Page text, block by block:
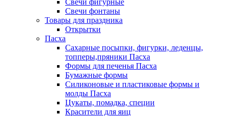
Свечи фигурные
Свечи фонтаны
Товары для праздника
Открытки
Пасха
Сахарные посыпки, фигурки, леденцы,
топперы,пряники Пасха
Формы для печенья Пасха
Бумажные формы
Силиконовые и пластиковые формы и
молды Пасха
Цукаты, помадка, специи
Красители для яиц